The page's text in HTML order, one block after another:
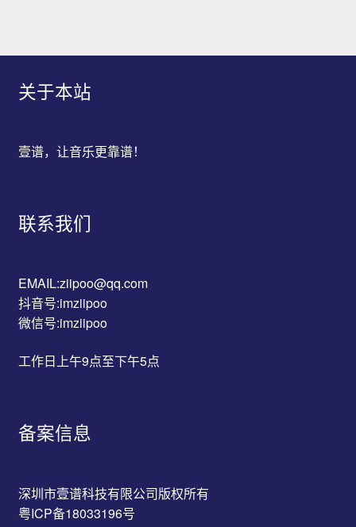
关于本站
壹谱，让音乐更靠谱！
联系我们
EMAIL:ziipoo@qq.com
抖音号:imziipoo
微信号:imziipoo
工作日上午9点至下午5点
备案信息
深圳市壹谱科技有限公司版权所有
粤ICP备18033196号